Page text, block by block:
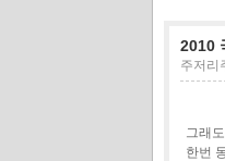
2010
주저리
그래
한번